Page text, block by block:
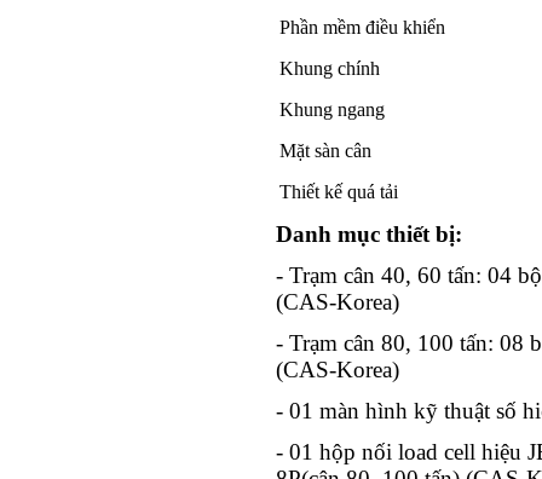
Phần mềm điều khiển
Khung chính
Khung ngang
Mặt sàn cân
Thiết kế quá tải
Danh mục thiết bị:
- Trạm cân 40, 60 tấn: 04
(CAS-Korea)
- Trạm cân 80, 100 tấn: 08
(CAS-Korea)
- 01 màn hình kỹ thuật số
- 01 hộp nối load cell hiệu